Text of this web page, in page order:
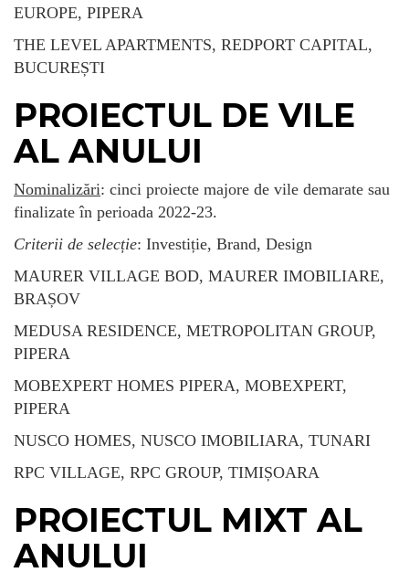
EUROPE, PIPERA
THE LEVEL APARTMENTS, REDPORT CAPITAL,
BUCUREȘTI
PROIECTUL DE VILE
AL ANULUI
Nominalizări: cinci proiecte majore de vile demarate sau
finalizate în perioada 2022-23.
Criterii de selecție: Investiție, Brand, Design
MAURER VILLAGE BOD, MAURER IMOBILIARE,
BRAȘOV
MEDUSA RESIDENCE, METROPOLITAN GROUP,
PIPERA
MOBEXPERT HOMES PIPERA, MOBEXPERT,
PIPERA
NUSCO HOMES, NUSCO IMOBILIARA, TUNARI
RPC VILLAGE, RPC GROUP, TIMIȘOARA
PROIECTUL MIXT AL
ANULUI